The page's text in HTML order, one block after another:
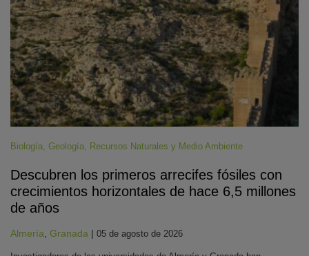
Biología, Geología, Recursos Naturales y Medio Ambiente
Descubren los primeros arrecifes fósiles con
crecimientos horizontales de hace 6,5 millones
de años
Almería Granada | 05 de agosto de 2026